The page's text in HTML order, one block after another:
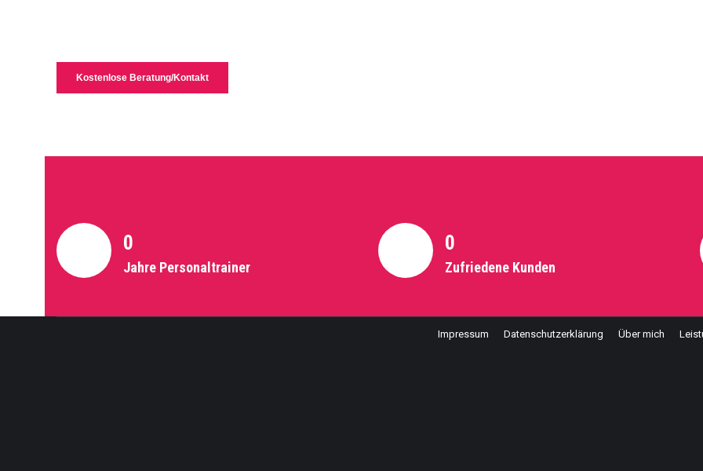
Kostenlose Beratung/Kontakt
0
Jahre Personaltrainer
0
Zufriedene Kunden
Impressum Datenschutzerklärung Über mich